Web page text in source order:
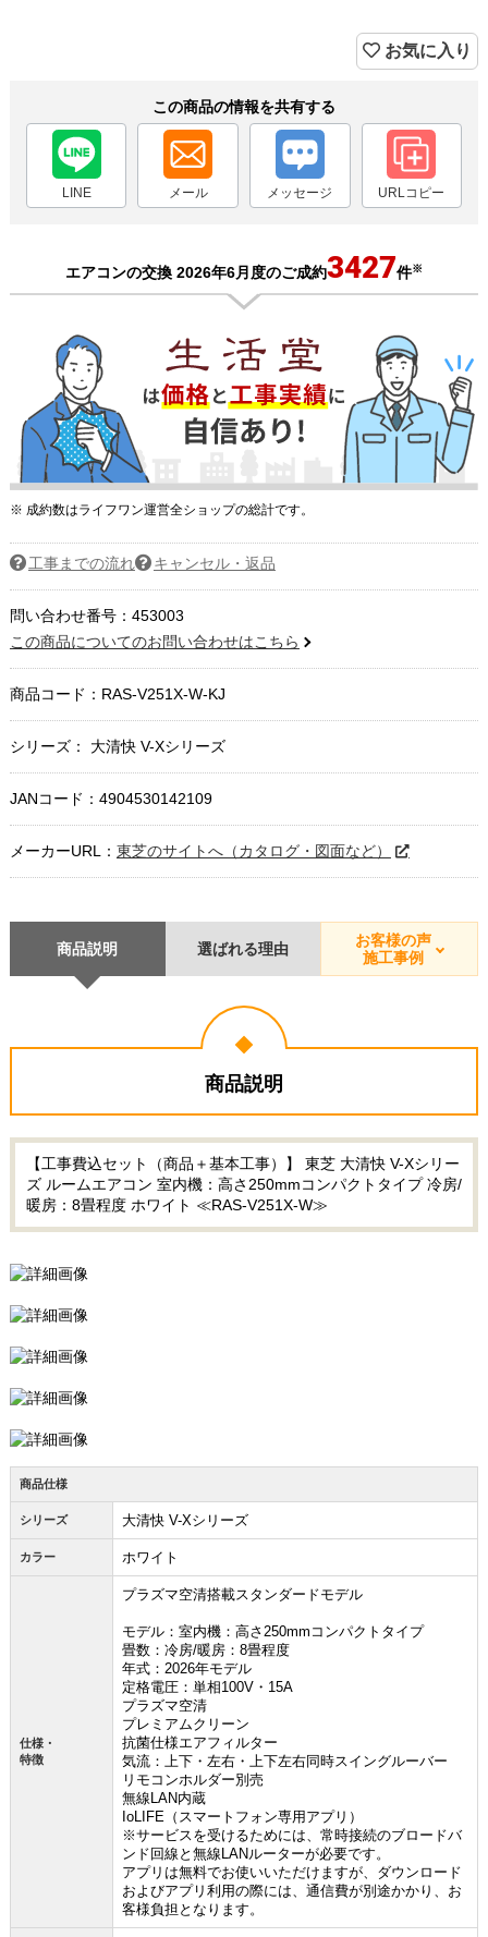
お買い物を続ける
お気に入り
この商品の情報を共有する
LINE メール メッセージ URLコピー
エアコンの交換 2026年6月度のご成約3427件※
※ 成約数はライフワン運営全ショップの総計です。
工事までの流れ キャンセル・返品
問い合わせ番号：453003
この商品についてのお問い合わせはこちら
商品コード： RAS-V251X-W-KJ
シリーズ： 大清快 V-Xシリーズ
JANコード：4904530142109
メーカーURL： 東芝のサイトへ（カタログ・図面など）
商品説明 選ばれる理由
お客様の声
施工事例
商品説明
【工事費込セット（商品＋基本工事）】 東芝 大清快 V-Xシリー
ズ ルームエアコン 室内機：高さ250mmコンパクトタイプ 冷房/
暖房：8畳程度 ホワイト ≪RAS-V251X-W≫
商品仕様
シリーズ 大清快 V-Xシリーズ
カラー ホワイト
仕様・
特徴
プラズマ空清搭載スタンダードモデル
モデル：室内機：高さ250mmコンパクトタイプ
畳数：冷房/暖房：8畳程度
年式：2026年モデル
定格電圧：単相100V・15A
プラズマ空清
プレミアムクリーン
抗菌仕様エアフィルター
気流：上下・左右・上下左右同時スイングルーバー
リモコンホルダー別売
無線LAN内蔵
IoLIFE（スマートフォン専用アプリ）
※サービスを受けるためには、常時接続のブロードバ
ンド回線と無線LANルーターが必要です。
アプリは無料でお使いいただけますが、ダウンロード
およびアプリ利用の際には、通信費が別途かかり、お
客様負担となります。